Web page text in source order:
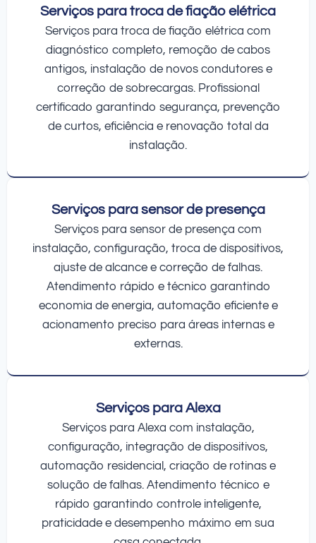
Serviços para troca de fiação elétrica
Serviços para troca de fiação elétrica com
diagnóstico completo, remoção de cabos
antigos, instalação de novos condutores e
correção de sobrecargas. Profissional
certificado garantindo segurança, prevenção
de curtos, eficiência e renovação total da
instalação.
Serviços para sensor de presença
Serviços para sensor de presença com
instalação, configuração, troca de dispositivos,
ajuste de alcance e correção de falhas.
Atendimento rápido e técnico garantindo
economia de energia, automação eficiente e
acionamento preciso para áreas internas e
externas.
Serviços para Alexa
Serviços para Alexa com instalação,
configuração, integração de dispositivos,
automação residencial, criação de rotinas e
solução de falhas. Atendimento técnico e
rápido garantindo controle inteligente,
praticidade e desempenho máximo em sua